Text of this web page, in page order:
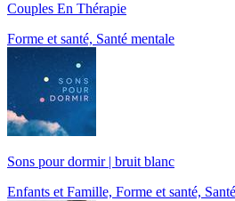
Couples En Thérapie
Forme et santé, Santé mentale
Sons pour dormir | bruit blanc
Enfants et Famille, Forme et santé,